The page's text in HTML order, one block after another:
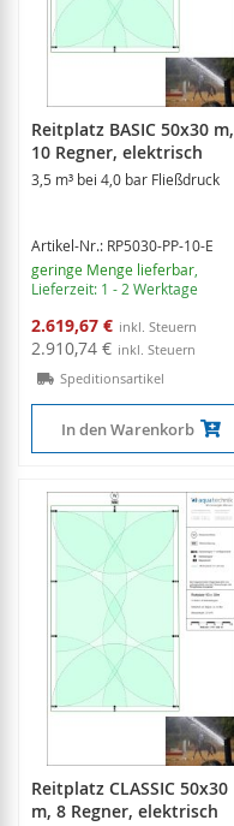
Reitplatz BASIC 50x30 m,
10 Regner, elektrisch
3,5 m³ bei 4,0 bar Fließdruck
Artikel-Nr.: RP5030-PP-10-E
geringe Menge lieferbar
Lieferzeit: 1 - 2 Werktage
Sonderangebot
2.619,67 €
2.910,74 €
Speditionsartikel
In den Warenkorb
Reitplatz CLASSIC 50x30
m, 8 Regner, elektrisch